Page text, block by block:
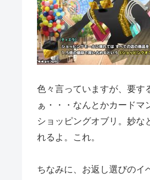
色々言っていますが、要す
ぁ・・・なんとかカードマ
ショッピングオブリ。妙な
れるよ。これ。
ちなみに、お返し選びのイ